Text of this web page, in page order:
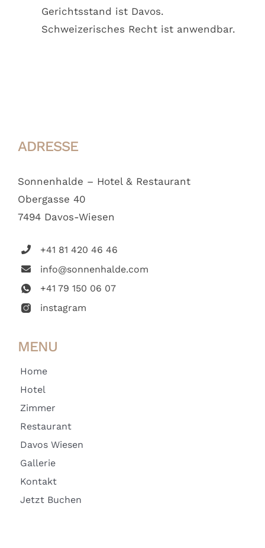
Gerichtsstand ist Davos.
Schweizerisches Recht ist anwendbar.
ADRESSE
Sonnenhalde – Hotel & Restaurant
Obergasse 40
7494 Davos-Wiesen
+41 81 420 46 46
info@sonnenhalde.com
+41 79 150 06 07
instagram
MENU
Home
Hotel
Zimmer
Restaurant
Davos Wiesen
Gallerie
Kontakt
Jetzt Buchen